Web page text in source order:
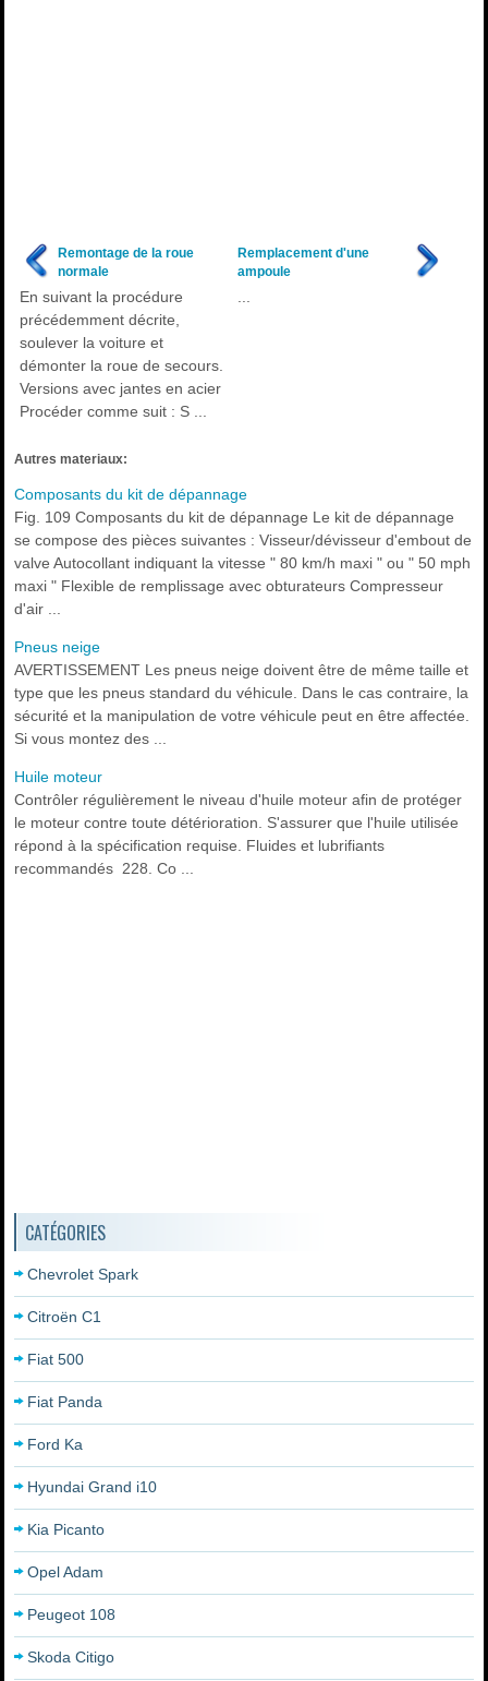
Remontage de la roue
normale
En suivant la procédure
précédemment décrite,
soulever la voiture et
démonter la roue de secours.
Versions avec jantes en acier
Procéder comme suit : S ...
Remplacement d'une
ampoule
Autres materiaux:
Composants du kit de dépannage
Fig. 109 Composants du kit de dépannage Le kit de dépannage
se compose des pièces suivantes : Visseur/dévisseur d'embout de
valve Autocollant indiquant la vitesse " 80 km/h maxi " ou " 50 mph
maxi " Flexible de remplissage avec obturateurs Compresseur
d'air ...
Pneus neige
AVERTISSEMENT Les pneus neige doivent être de même taille et
type que les pneus standard du véhicule. Dans le cas contraire, la
sécurité et la manipulation de votre véhicule peut en être affectée.
Si vous montez des ...
Huile moteur
Contrôler régulièrement le niveau d'huile moteur afin de protéger
le moteur contre toute détérioration. S'assurer que l'huile utilisée
répond à la spécification requise. Fluides et lubrifiants
recommandés 228. Co ...
CATÉGORIES
Chevrolet Spark
Citroën C1
Fiat 500
Fiat Panda
Ford Ka
Hyundai Grand i10
Kia Picanto
Opel Adam
Peugeot 108
Skoda Citigo